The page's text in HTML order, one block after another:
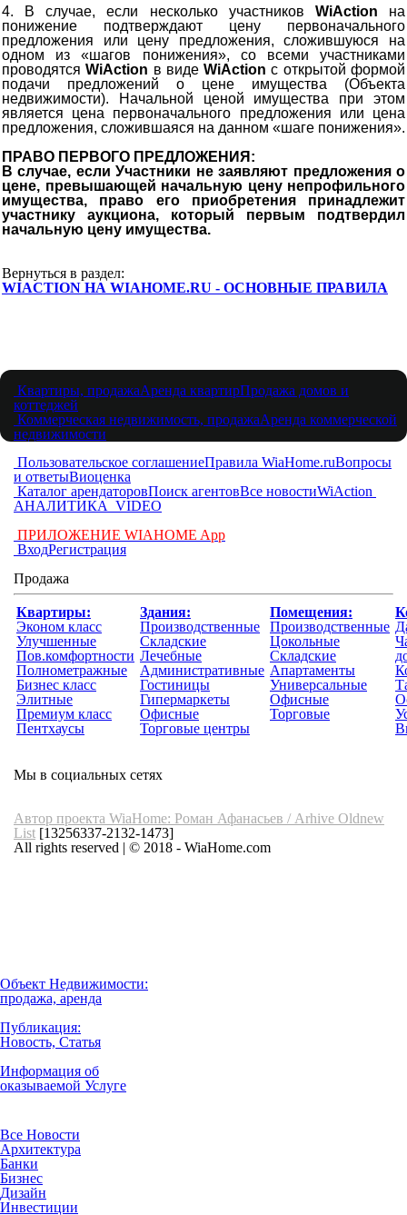
4. В случае, если несколько участников WiAction на
понижение подтверждают цену первоначального
предложения или цену предложения, сложившуюся на
одном из «шагов понижения», со всеми участниками
проводятсяWiAction в видеWiAction с открытой формой
подачи предложений о цене имущества (Объекта
недвижимости). Начальной ценой имущества при этом
является цена первоначального предложения или цена
предложения, сложившаяся на данном «шаге понижения».
ПРАВО ПЕРВОГО ПРЕДЛОЖЕНИЯ:
В случае, если Участники не заявляют предложения о
цене, превышающей начальную цену непрофильного
имущества, право его приобретения принадлежит
участнику аукциона, который первым подтвердил
начальную цену имущества.
Вернуться в раздел:
WIACTION НА WIAHOME.RU - ОСНОВНЫЕ ПРАВИЛА
Квартиры, продажаАренда квартирПродажа домов и
коттеджей
Коммерческая недвижимость, продажаАренда коммерческой
недвижимости
Пользовательское соглашениеПравила WiaHome.ruВопросы
и ответыВиоценка
Каталог арендаторовПоиск агентовВсе новостиWiAction
АНАЛИТИКА VIDEO
ПРИЛОЖЕНИЕ WIAHOME App
ВходРегистрация
Продажа
Квартиры:
Эконом класс
Улучшенные
Пов.комфортности
Полнометражные
Бизнес класс
Элитные
Премиум класс
Пентхаусы
Здания:
Производственные
Складские
Лечебные
Административные
Гостиницы
Гипермаркеты
Офисные
Торговые центры
Помещения:
Производственные
Цокольные
Складские
Апартаменты
Универсальные
Офисные
Торговые
Мы в социальных сетях
Автор проекта WiaHome: Роман Афанасьев / Arhive Oldnew
List [13256337-2132-1473]
All rights reserved | © 2018 - WiaHome.com
Объект Недвижимости:
продажа, аренда
Публикация:
Новость, Статья
Информация об
оказываемой Услуге
Все Новости
Архитектура
Банки
Бизнес
Дизайн
Инвестиции